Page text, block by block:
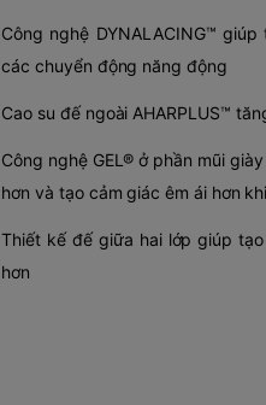
Công nghệ DYNALACING™
các chuyển động năng động
Cao su đế ngoài AHARPLUS™
Công nghệ GEL® ở phần mũi
hơn và tạo cảm giác êm ái hơn
Thiết kế đế giữa hai lớp giúp
hơn